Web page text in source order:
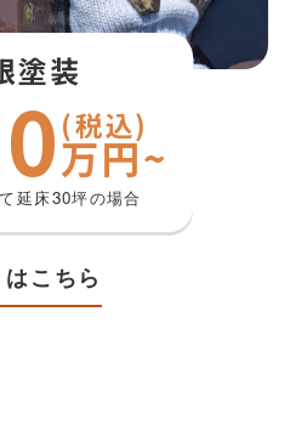
塗装
(税込)
万円~
延床30坪の場合
こちら